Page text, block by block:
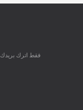
فقط اترك بريدك